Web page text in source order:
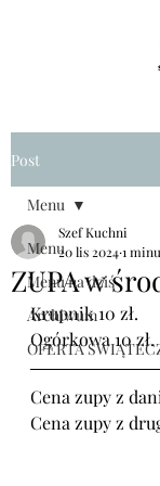
Post
Menu
Menu na dziś
Archiwum
OFERTA
Menu
ZUPA w
Szef Kuchni
20 lis 20241
Krupnik 10 zł.
Ogórkowa 10 zł.
Cena zupy z
Cena zupy z